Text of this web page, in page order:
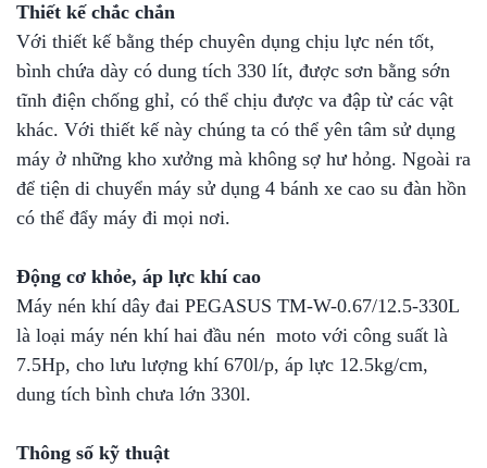
Thiết kế chắc chắn
Với thiết kế bằng thép chuyên dụng chịu lực nén tốt,
bình chứa dày có dung tích 330 lít, được sơn bằng sớn
tĩnh điện chống ghỉ, có thể chịu được va đập từ các vật
khác. Với thiết kế này chúng ta có thể yên tâm sử dụng
máy ở những kho xưởng mà không sợ hư hỏng. Ngoài ra
để tiện di chuyển máy sử dụng 4 bánh xe cao su đàn hồn
có thể đẩy máy đi mọi nơi.
Động cơ khỏe, áp lực khí cao
Máy nén khí dây đai PEGASUS TM-W-0.67/12.5-330L
là loại máy nén khí hai đầu nén moto với công suất là
7.5Hp, cho lưu lượng khí 670l/p, áp lực 12.5kg/cm,
dung tích bình chưa lớn 330l.
Thông số kỹ thuật